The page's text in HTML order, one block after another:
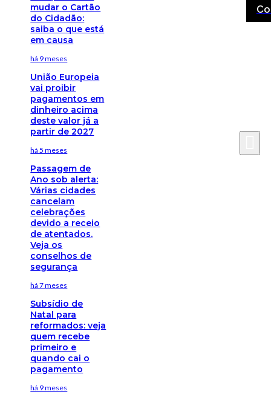
mudar o Cartão
do Cidadão:
saiba o que está
em causa
há 9 meses
União Europeia
vai proibir
pagamentos em
dinheiro acima
deste valor já a
partir de 2027
há 5 meses
Passagem de
Ano sob alerta:
Várias cidades
cancelam
celebrações
devido a receio
de atentados.
Veja os
conselhos de
segurança
há 7 meses
Subsídio de
Natal para
reformados: veja
quem recebe
primeiro e
quando cai o
pagamento
há 9 meses